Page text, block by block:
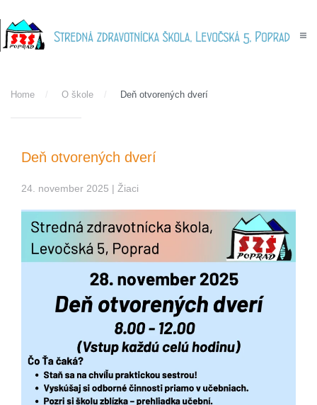
Skip to main content
Home O škole Deň otvorených dverí
Deň otvorených dverí
24. november 2025 | Žiaci